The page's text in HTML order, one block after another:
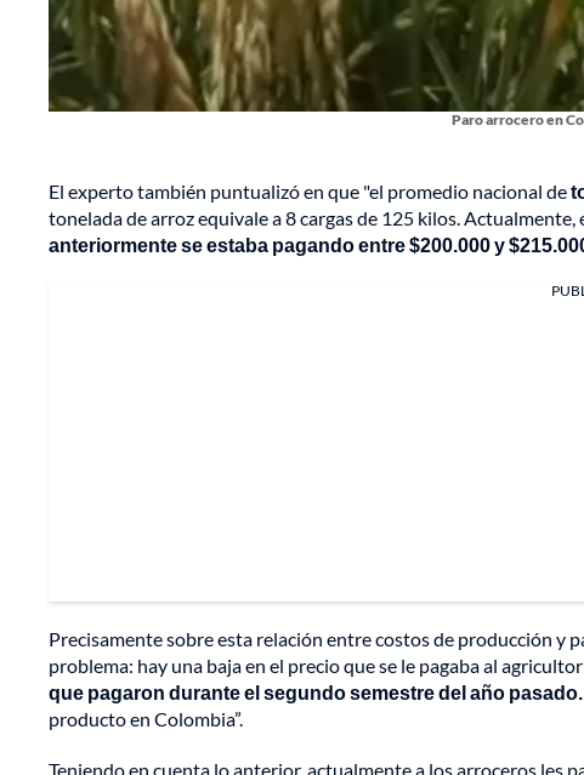
Paro arrocero en
El experto también puntualizó en que "el promedio nacional de
tonelada de arroz equivale a 8 cargas de 125 kilos.
anteriormente se estaba pagando entre $200.000 y
Precisamente sobre esta relación entre costos de producción y
problema: hay una baja en el precio que se le pagaba al
que pagaron durante el segundo semestre del año pasado.
producto en Colombia”.
Teniendo en cuenta lo anterior, actualmente a los arroceros les